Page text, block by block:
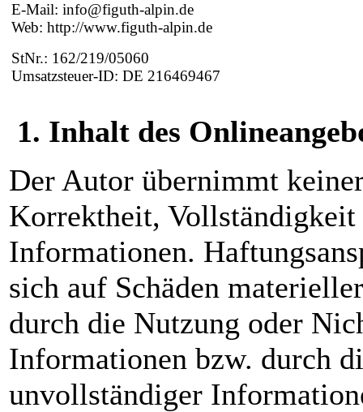
E-Mail: info@figuth-alpin.de
Web: http://www.figuth-alpin.de
StNr.: 162/219/05060
Umsatzsteuer-ID: DE 216469467
1. Inhalt des
Der Autor übernimmt
Korrektheit,
Informationen.
sich auf Schäden
durch die Nutzung oder
Informationen bzw. durch
unvollständiger